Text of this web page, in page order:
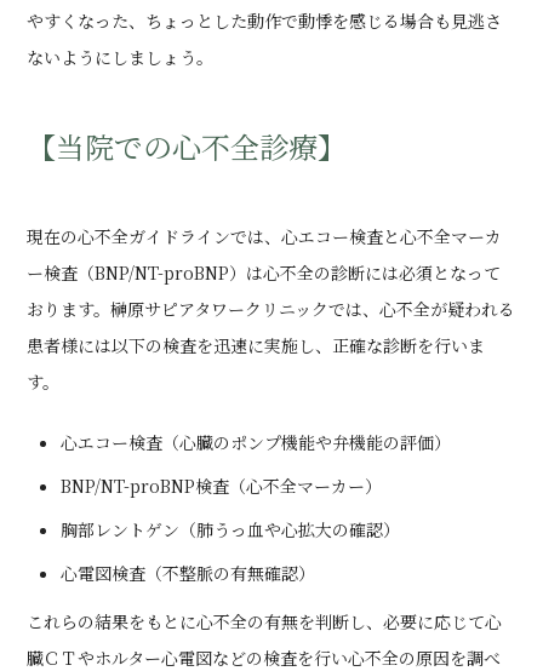
やすくなった、ちょっとした動作で動悸を感じる場合も見逃さ
ないようにしましょう。
【当院での心不全診療】
現在の心不全ガイドラインでは、心エコー検査と心不全マーカ
ー検査（BNP/NT-proBNP）は心不全の診断には必須となって
おります。榊原サピアタワークリニックでは、心不全が疑われる
患者様には以下の検査を迅速に実施し、正確な診断を行いま
す。
心エコー検査（心臓のポンプ機能や弁機能の評価）
BNP/NT-proBNP検査（心不全マーカー）
胸部レントゲン（肺うっ血や心拡大の確認）
心電図検査（不整脈の有無確認）
これらの結果をもとに心不全の有無を判断し、必要に応じて心
臓ＣＴやホルター心電図などの検査を行い心不全の原因を調べ